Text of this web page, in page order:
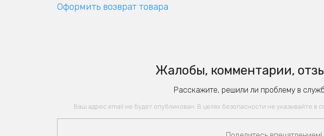
Оформить возврат товара
Жалобы, комментарии,
Расскажите, решили ли проблему в
Ваш адрес email не будет опубликован. В целях безопасности не указывайте